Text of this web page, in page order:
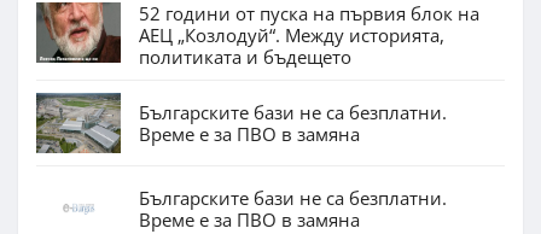
52 години от пуска на първия блок на
АЕЦ „Козлодуй“. Между историята,
политиката и бъдещето
Българските бази не са безплатни.
Време е за ПВО в замяна
Българските бази не са безплатни.
Време е за ПВО в замяна